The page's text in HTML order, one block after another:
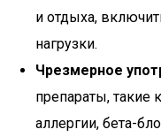
и отдыха,
нагрузки.
Чрезмерное
препараты, такие
аллергии, бета-